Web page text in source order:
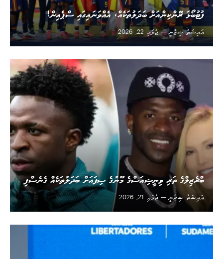
ފުޓުބޯޅަ ރޭންކިންއަށް ބަދަލުތަކެއް، އެއްވަނައިގައި ސްޕެއިން!
އައިޝަތު ޝިޒްނީ
ޖުލައި 22, 2026
ބްރެޒިލްގެ ތަރި ވިނީޝިއަސްގެ މޫނުގެ ސިފައަށް ބަދަލުތަކެއް ގެނެސްފި
އައިޝަތު ޝިޒްނީ
ޖުލައި 21, 2026